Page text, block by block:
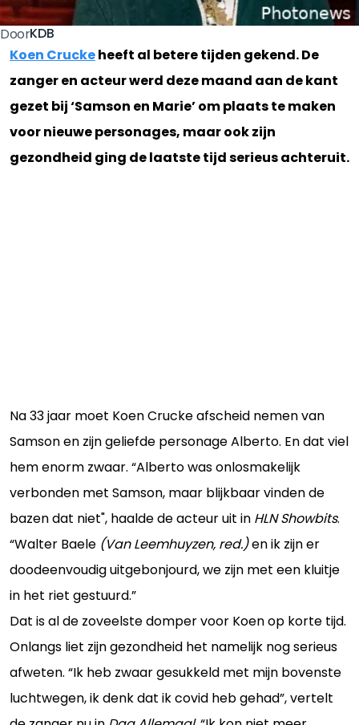
DoorKDB
Koen Cruckeheeft al betere tijden gekend. De
zanger en acteur werd deze maand aan de kant
gezet bij ‘Samson en Marie’ om plaats te maken
voor nieuwe personages, maar ook zijn
gezondheid ging de laatste tijd serieus achteruit.
Na 33 jaar moet Koen Crucke afscheid nemen van
Samson en zijn geliefde personage Alberto. En dat viel
hem enorm zwaar. “Alberto was onlosmakelijk
verbonden met Samson, maar blijkbaar vinden de
bazen dat niet", haalde de acteur uit in HLN Showbits.
“Walter Baele (Van Leemhuyzen, red.)en ik zijn er
doodeenvoudig uitgebonjourd, we zijn met een kluitje
in het riet gestuurd.”
Dat is al de zoveelste domper voor Koen op korte tijd.
Onlangs liet zijn gezondheid het namelijk nog serieus
afweten. “Ik heb zwaar gesukkeld met mijn bovenste
luchtwegen, ik denk dat ik covid heb gehad”, vertelt